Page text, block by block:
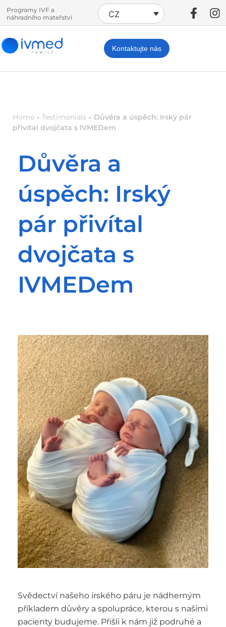
Programy IVF a
náhradního mateřství
CZ
Kontaktujte nás
Home » Testimonials » Důvěra a úspěch: Irský pár
přivítal dvojčata s IVMEDem
Důvěra a
úspěch: Irský
pár přivítal
dvojčata s
IVMEDem
Svědectví našeho irského páru je nádherným
příkladem důvěry a spolupráce, kterou s našimi
pacienty budujeme. Přišli k nám již podruhé a